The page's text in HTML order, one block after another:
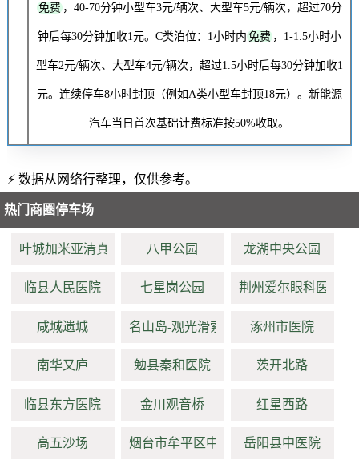
免费，40-70分钟小型车3元/辆次、大型车5元/辆次，超过70分
钟后每30分钟加收1元。C类泊位：1小时内免费，1-1.5小时小
型车2元/辆次、大型车4元/辆次，超过1.5小时后每30分钟加收1
元。连续停车8小时封顶（例如A类小型车封顶18元）。新能源
汽车当日首次基础计费标准按50%收取。
⚡ 数据从网络行整理，仅供参考。
热门商圈停车场
叶城加米亚清真寺 八甲公园 龙湖中央公园
临县人民医院 七星岗公园 荆州爱尔眼科医院
咸城遗城 名山岛-观光滑索 涿州市医院
南华又庐 勉县秦和医院 茨开北路
临县东方医院 金川观音桥 红星西路
高五沙场 烟台市牟平区中医医院岳阳县中医院